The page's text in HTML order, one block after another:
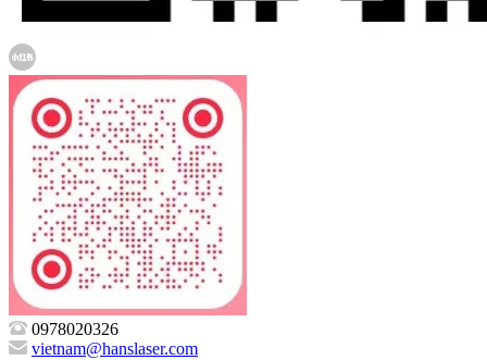
0978020326
vietnam@hanslaser.com